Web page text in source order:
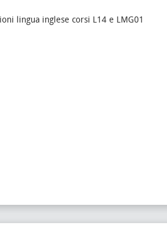
lingua inglese corsi L14 e LMG01